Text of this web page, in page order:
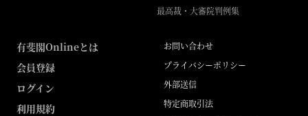
最高裁・大審院判例集
有斐閣Onlineとは
会員登録
ログイン
利用規約
お問い合わせ
プライバシーポリシー
外部送信
特定商取引法